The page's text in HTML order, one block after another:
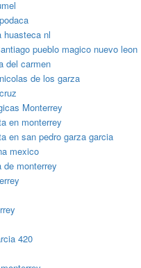
huasteca nl
pueblo magico nuevo leon
del carmen
de los garza
Monterrey
en monterrey
en san pedro garza garcia
mexico
de monterrey
420